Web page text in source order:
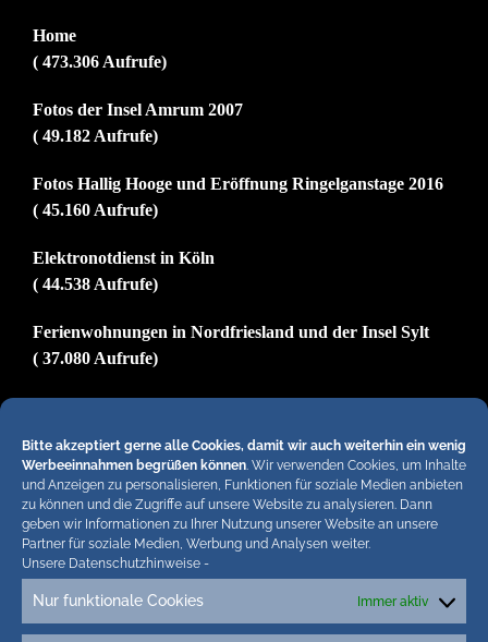
Bitte akzeptiert gerne alle Cookies, damit wir auch weiterhin ein wenig
Werbeeinnahmen begrüßen können. Wir verwenden Cookies, um Inhalte
und Anzeigen zu personalisieren, Funktionen für soziale Medien anbieten
zu können und die Zugriffe auf unsere Website zu analysieren. Dann
geben wir Informationen zu Ihrer Nutzung unserer Website an unsere
Partner für soziale Medien, Werbung und Analysen weiter.
Unsere Datenschutzhinweise -
Nur funktionale Cookies Immer aktiv
Home
( 473.306 Aufrufe)
Fotos der Insel Amrum 2007
( 49.182 Aufrufe)
Fotos Hallig Hooge und Eröffnung Ringelganstage 2016
( 45.160 Aufrufe)
Elektronotdienst in Köln
( 44.538 Aufrufe)
Ferienwohnungen in Nordfriesland und der Insel Sylt
( 37.080 Aufrufe)
Hiermit untersagen wir strengstens die komplette
Einbindung von Artikeln unserer Blogs in anderen
Online-Angeboten. Erlaubt sind lediglich
abgekürzte Teaser bis ca. 200 Zeichen plus Link
zum ganzen Artikel in unseren Blogs. Wir